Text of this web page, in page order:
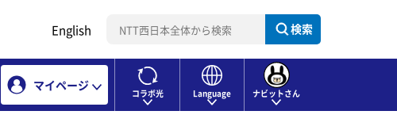
English 検索
マイページ
コラボ光 Language ナビットさん